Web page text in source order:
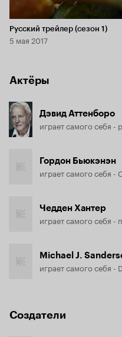
Длительность 1 мин
Русский трейлер (сезон 1)
5 мая 2017
Актёры
Дэвид Аттенборо
Гордон Бьюкэнэн
Чедден Хантер
играет самого себя -
Michael J.
Создатели